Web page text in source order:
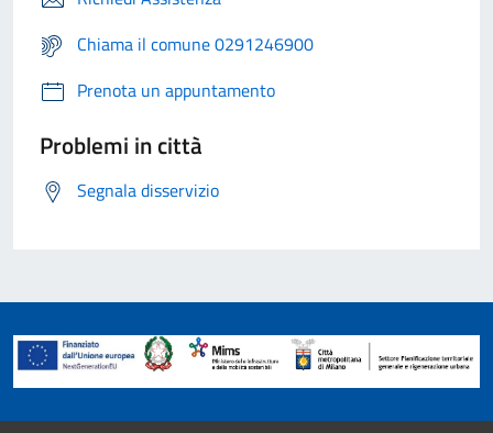
Chiama il comune 0291246900
Prenota un appuntamento
Problemi in città
Segnala disservizio